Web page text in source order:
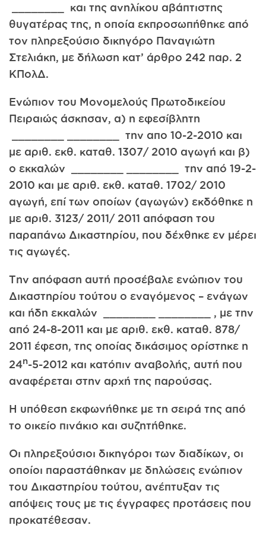
________ και της ανηλίκου αβάπτιστης
θυγατέρας της, η οποία εκπροσωπήθηκε από
τον πληρεξούσιο δικηγόρο Παναγιώτη
Στελιάκη, με δήλωση κατ’ άρθρο 242 παρ. 2
ΚΠολΔ.
Ενώπιον του Μονομελούς Πρωτοδικείου
Πειραιώς άσκησαν, α) η εφεσίβλητη
________ ________ την απο 10-2-2010 και
με αριθ. εκθ. καταθ. 1307/ 2010 αγωγή και β)
ο εκκαλών ________ ________ την από 19-2-
2010 και με αριθ. εκθ. καταθ. 1702/ 2010
αγωγή, επί των οποίων (αγωγών) εκδόθηκε η
με αριθ. 3123/ 2011/ 2011 απόφαση του
παραπάνω Δικαστηρίου, που δέχθηκε εν μέρει
τις αγωγές.
Την απόφαση αυτή προσέβαλε ενώπιον του
Δικαστηρίου τούτου ο εναγόμενος – ενάγων
και ήδη εκκαλών ________ ________ , με την
από 24-8-2011 και με αριθ. εκθ. καταθ. 878/
2011 έφεση, της οποίας δικάσιμος ορίστηκε η
24η-5-2012 και κατόπιν αναβολής, αυτή που
αναφέρεται στην αρχή της παρούσας.
Η υπόθεση εκφωνήθηκε με τη σειρά της από
το οικείο πινάκιο και συζητήθηκε.
Οι πληρεξούσιοι δικηγόροι των διαδίκων, οι
οποίοι παραστάθηκαν με δηλώσεις ενώπιον
του Δικαστηρίου τούτου, ανέπτυξαν τις
απόψεις τους με τις έγγραφες προτάσεις που
προκατέθεσαν.